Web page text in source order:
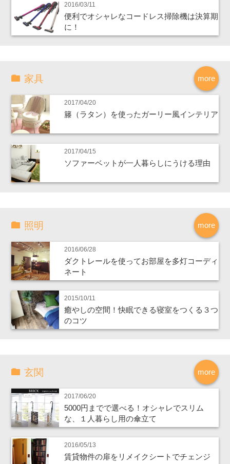
2016/03/11
便利でオシャレなコードレス掃除機は決算期
に！
more
家具
2017/04/20
籐（ラタン）を使ったガーリー風インテリア
2017/04/15
ソファーベットが一人暮らしにうける理由
more
照明
2016/06/28
ダクトレールを使ってお部屋を多灯コーディ
ネート
2015/10/11
癒やしの空間！快眠できる寝室をつくる３つ
のコツ
more
玄関
2017/06/20
5000円までで選べる！オシャレでスリム
な、１人暮らし用の傘立て
2016/05/13
賃貸物件の扉をリメイクシートでチェンジ